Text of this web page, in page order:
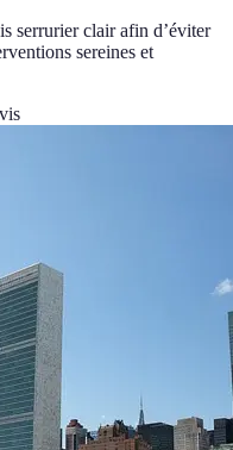
serrurier clair afin d’éviter
sereines et